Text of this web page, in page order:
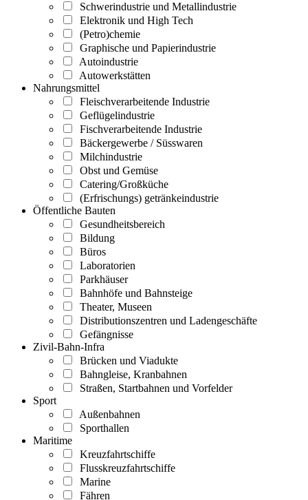
Schwerindustrie und Metallindustrie
Elektronik und High Tech
(Petro)chemie
Graphische und Papierindustrie
Autoindustrie
Autowerkstätten
Nahrungsmittel
Fleischverarbeitende Industrie
Geflügelindustrie
Fischverarbeitende Industrie
Bäckergewerbe / Süsswaren
Milchindustrie
Obst und Gemüse
Catering/Großküche
(Erfrischungs) getränkeindustrie
Öffentliche Bauten
Gesundheitsbereich
Bildung
Büros
Laboratorien
Parkhäuser
Bahnhöfe und Bahnsteige
Theater, Museen
Distributionszentren und Ladengeschäfte
Gefängnisse
Zivil-Bahn-Infra
Brücken und Viadukte
Bahngleise, Kranbahnen
Straßen, Startbahnen und Vorfelder
Sport
Außenbahnen
Sporthallen
Maritime
Kreuzfahrtschiffe
Flusskreuzfahrtschiffe
Marine
Fähren